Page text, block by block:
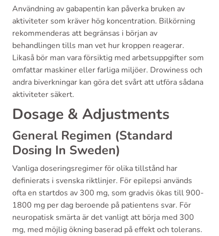
Användning av gabapentin kan påverka bruken av
aktiviteter som kräver hög koncentration. Bilkörning
rekommenderas att begränsas i början av
behandlingen tills man vet hur kroppen reagerar.
Likaså bör man vara försiktig med arbetsuppgifter som
omfattar maskiner eller farliga miljöer. Drowiness och
andra biverkningar kan göra det svårt att utföra sådana
aktiviteter säkert.
Dosage & Adjustments
General Regimen (Standard
Dosing In Sweden)
Vanliga doseringsregimer för olika tillstånd har
definierats i svenska riktlinjer. För epilepsi används
ofta en startdos av 300 mg, som gradvis ökas till 900-
1800 mg per dag beroende på patientens svar. För
neuropatisk smärta är det vanligt att börja med 300
mg, med möjlig ökning baserad på effekt och tolerans.